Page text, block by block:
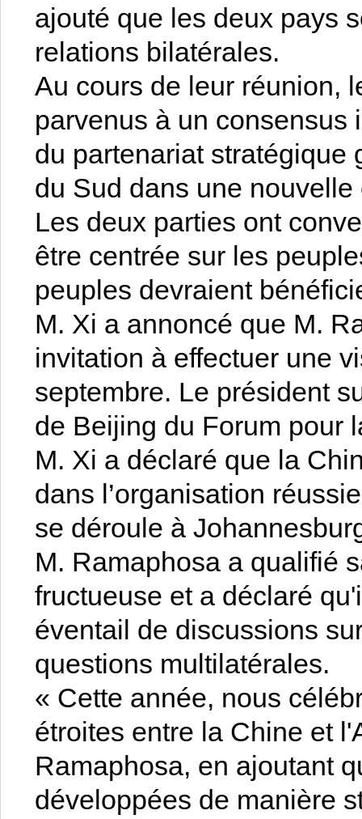
ajouté que les deux pays
relations bilatérales.
Au cours de leur réunion,
parvenus à un consensus
du partenariat stratégique
du Sud dans une
Les deux parties ont
être centrée sur les
peuples devraient
M. Xi a annoncé que M.
invitation à effectuer une
septembre. Le président
de Beijing du Forum pour
M. Xi a déclaré que la
dans l’organisation
se déroule à
M. Ramaphosa a qualifié
fructueuse et a déclaré
éventail de discussions
questions multilatérales.
« Cette année, nous
étroites entre la Chine et
Ramaphosa, en ajoutant
développées de manière